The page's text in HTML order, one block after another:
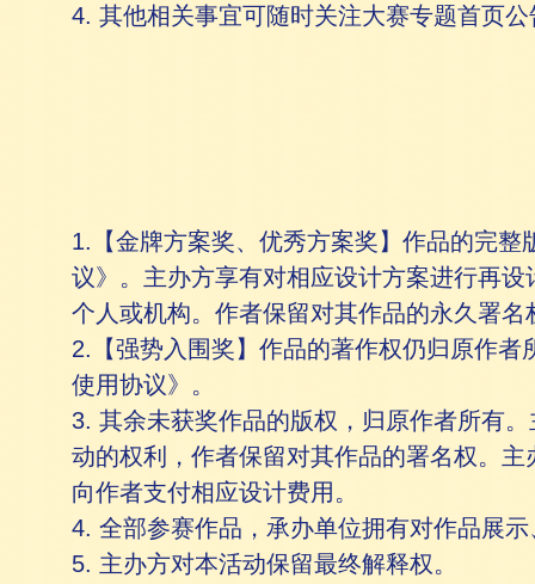
4. 其他相关事宜可随时关注大赛专题首页公
1.【金牌方案奖、优秀方案奖】作品的完
议》。主办方享有对相应设计方案进行再
个人或机构。作者保留对其作品的永久署名
2.【强势入围奖】作品的著作权仍归原作
使用协议》。
3. 其余未获奖作品的版权，归原作者所有
动的权利，作者保留对其作品的署名权。
向作者支付相应设计费用。
4. 全部参赛作品，承办单位拥有对作品展
5. 主办方对本活动保留最终解释权。